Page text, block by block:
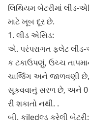
લિથિયમ બેટરીમાં લીડ-
માટે ખૂબ દૂર છે.
1. લીડ એસિડ:
એ. પરંપરાગત ફ્લેટ લીડ-
ક ટકાઉપણું, ઉચ્ચ
ચાર્જિંગ અને જાળવણી
સૂકવવાનું સરળ છે, અને 0
રી શકાતો નથી. .
બી. કiledલ્ડ કરેલી